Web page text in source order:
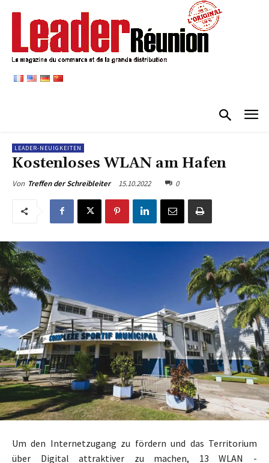
LEADER-NEUIGKEITEN
Kostenloses WLAN am Hafen
Von Treffen der Schreibleiter 15.10.2022 0
Um den Internetzugang zu fördern und das Territorium
über Digital attraktiver zu machen, 13 WLAN -